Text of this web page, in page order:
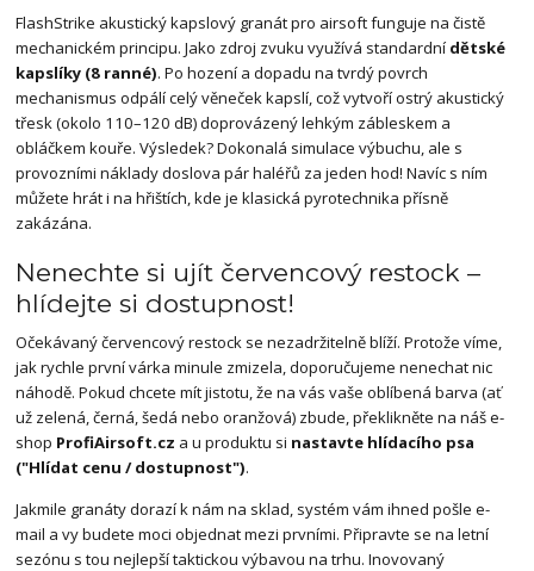
FlashStrike akustický kapslový granát pro airsoft funguje na čistě
mechanickém principu. Jako zdroj zvuku využívá standardní dětské
kapslíky (8 ranné). Po hození a dopadu na tvrdý povrch
mechanismus odpálí celý věneček kapslí, což vytvoří ostrý akustický
třesk (okolo 110–120 dB) doprovázený lehkým zábleskem a
obláčkem kouře. Výsledek? Dokonalá simulace výbuchu, ale s
provozními náklady doslova pár haléřů za jeden hod! Navíc s ním
můžete hrát i na hřištích, kde je klasická pyrotechnika přísně
zakázána.
Nenechte si ujít červencový restock –
hlídejte si dostupnost!
Očekávaný červencový restock se nezadržitelně blíží. Protože víme,
jak rychle první várka minule zmizela, doporučujeme nenechat nic
náhodě. Pokud chcete mít jistotu, že na vás vaše oblíbená barva (ať
už zelená, černá, šedá nebo oranžová) zbude, překlikněte na náš e-
shop ProfiAirsoft.cz a u produktu si nastavte hlídacího psa
("Hlídat cenu / dostupnost").
Jakmile granáty dorazí k nám na sklad, systém vám ihned pošle e-
mail a vy budete moci objednat mezi prvními. Připravte se na letní
sezónu s tou nejlepší taktickou výbavou na trhu. Inovovaný